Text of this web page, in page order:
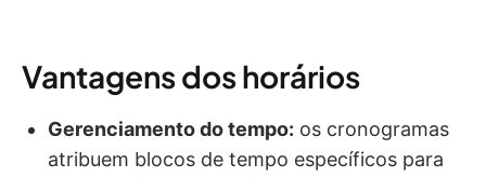
Vantagens dos horários
Gerenciamento do tempo: os cronogramas
atribuem blocos de tempo específicos para